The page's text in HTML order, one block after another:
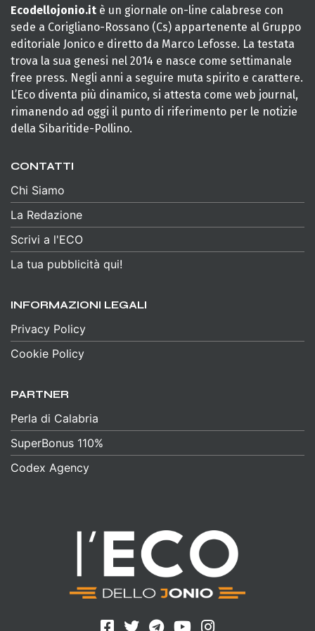
Ecodellojonio.it è un giornale on-line calabrese con
sede a Corigliano-Rossano (Cs) appartenente al Gruppo
editoriale Jonico e diretto da Marco Lefosse. La testata
trova la sua genesi nel 2014 e nasce come settimanale
free press. Negli anni a seguire muta spirito e carattere.
L’Eco diventa più dinamico, si attesta come web journal,
rimanendo ad oggi il punto di riferimento per le notizie
della Sibaritide-Pollino.
CONTATTI
Chi Siamo
La Redazione
Scrivi a l'ECO
La tua pubblicità qui!
INFORMAZIONI LEGALI
Privacy Policy
Cookie Policy
PARTNER
Perla di Calabria
SuperBonus 110%
Codex Agency